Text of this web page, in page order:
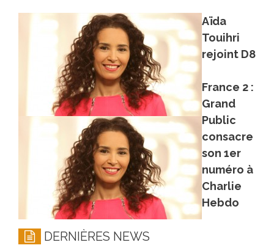
Aïda
Touihri
rejoint D8
France 2 :
Grand
Public
consacre
son 1er
numéro à
Charlie
Hebdo
DERNIÈRES NEWS